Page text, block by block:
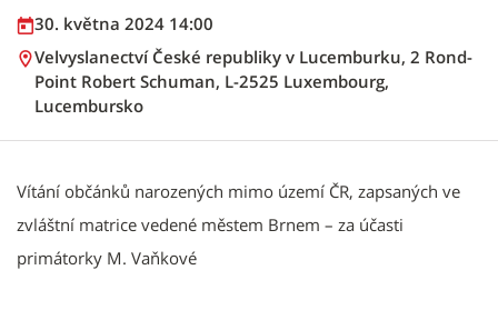
30. května 2024 14:00
Velvyslanectví České republiky v Lucemburku, 2 Rond-
Point Robert Schuman, L-2525 Luxembourg,
Lucembursko
Vítání občánků narozených mimo území ČR, zapsaných ve
zvláštní matrice vedené městem Brnem – za účasti
primátorky M. Vaňkové